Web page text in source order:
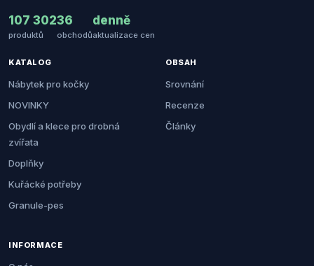
107 302
produktů
36
obchodů
denně
aktualizace cen
KATALOG
Nábytek pro kočky
NOVINKY
Obydlí a klece pro drobná
zvířata
Doplňky
Kuřácké potřeby
Granule-pes
OBSAH
Srovnání
Recenze
Články
INFORMACE